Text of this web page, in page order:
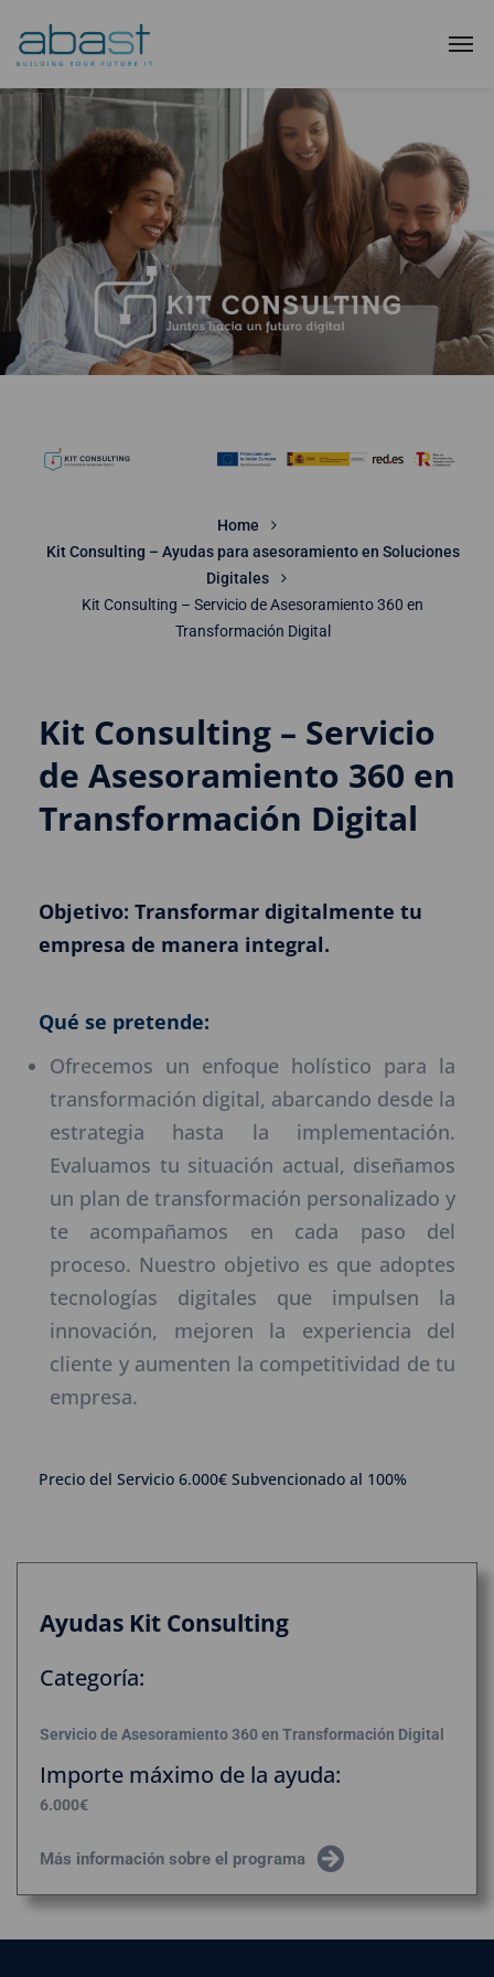
Home
Kit Consulting – Ayudas para asesoramiento en Soluciones
Digitales
Kit Consulting – Servicio de Asesoramiento 360 en
Transformación Digital
Kit Consulting – Servicio
de Asesoramiento 360 en
Transformación Digital
Objetivo: Transformar digitalmente tu
empresa de manera integral.
Qué se pretende:
Ofrecemos un enfoque holístico para la
transformación digital, abarcando desde la
estrategia hasta la implementación.
Evaluamos tu situación actual, diseñamos
un plan de transformación personalizado y
te acompañamos en cada paso del
proceso. Nuestro objetivo es que adoptes
tecnologías digitales que impulsen la
innovación, mejoren la experiencia del
cliente y aumenten la competitividad de tu
empresa.
Precio del Servicio 6.000€ Subvencionado al 100%
Ayudas Kit Consulting
Categoría:
Servicio de Asesoramiento 360 en Transformación Digital
Importe máximo de la ayuda:
6.000€
Más información sobre el programa